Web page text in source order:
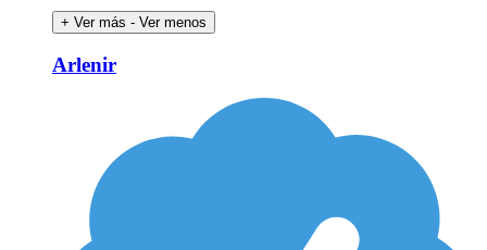
+ Ver más - Ver menos
Arlenir